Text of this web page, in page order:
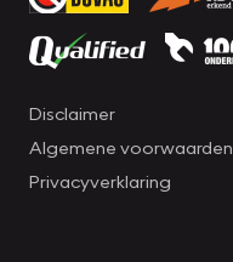
Disclaimer
Algemene voorwaarden
Privacyverklaring